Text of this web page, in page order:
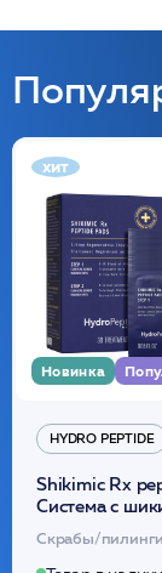
хит
Новинка
HYDRO PEPTIDE
Shikimic Rx
Cистема с
кислотой
(30шт) /HP
Скрабы/